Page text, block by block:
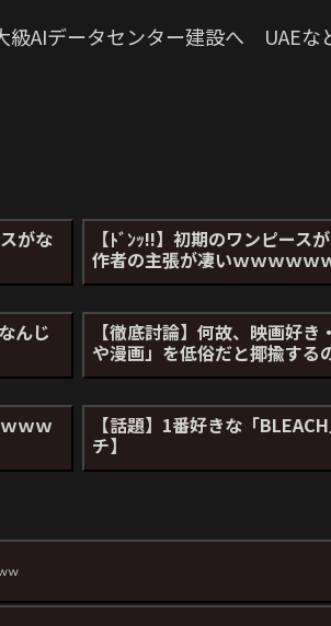
級AIデータセンター建設へ UAEな
がな 【ﾄﾞﾝｯ!!】初期のワンピース
作者の主張が凄いｗｗｗｗｗ
んじ 【徹底討論】何故、映画好
や漫画」を低俗だと揶揄する
ｗｗ 【話題】1番好きな「
チ】
ｗ